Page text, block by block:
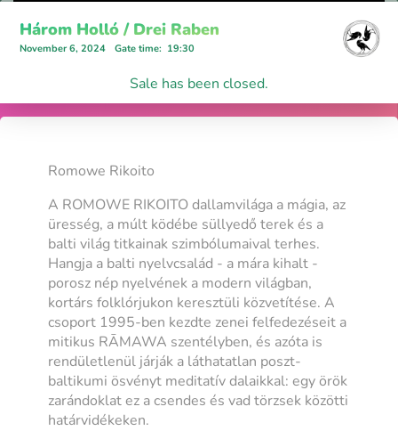
Három Holló / Drei Raben
November 6, 2024 Gate time: 19:30
Sale has been closed.
Romowe Rikoito
A ROMOWE RIKOITO dallamvilága a mágia, az
üresség, a múlt ködébe süllyedő terek és a
balti világ titkainak szimbólumaival terhes.
Hangja a balti nyelvcsalád - a mára kihalt -
porosz nép nyelvének a modern világban,
kortárs folklórjukon keresztüli közvetítése. A
csoport 1995-ben kezdte zenei felfedezéseit a
mitikus RĀMAWA szentélyben, és azóta is
rendületlenül járják a láthatatlan poszt-
baltikumi ösvényt meditatív dalaikkal: egy örök
zarándoklat ez a csendes és vad törzsek közötti
határvidékeken.